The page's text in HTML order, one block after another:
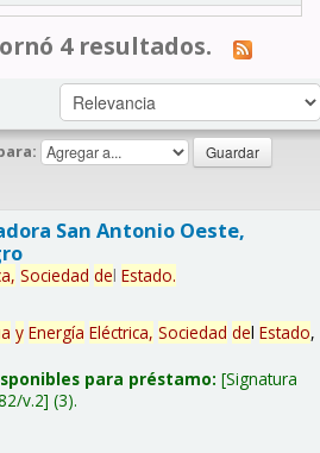
4 resultados.
San Antonio Oeste,
Sociedad del Estado.
y Energía Eléctrica, Sociedad del Estado,
para préstamo: Signatura
v.2 (3).